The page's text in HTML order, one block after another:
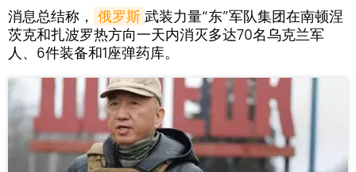
消息总结称， 俄罗斯 武装力量“东”军队集团在南顿涅
茨克和扎波罗热方向一天内消灭多达70名乌克兰军
人、6件装备和1座弹药库。